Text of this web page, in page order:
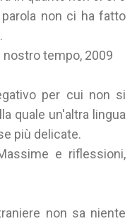
non ci ha fatto
nostro tempo, 2009
per cui non si
quale un'altra lingua
più delicate.
e riflessioni,
non sa niente